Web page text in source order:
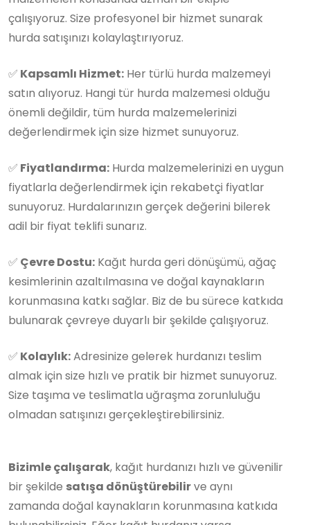
çalışıyoruz. Size profesyonel bir hizmet sunarak
hurda satışınızı kolaylaştırıyoruz.
✅ Kapsamlı Hizmet: Her türlü hurda malzemeyi
satın alıyoruz. Hangi tür hurda malzemesi olduğu
önemli değildir, tüm hurda malzemelerinizi
değerlendirmek için size hizmet sunuyoruz.
✅ Fiyatlandırma: Hurda malzemelerinizi en uygun
fiyatlarla değerlendirmek için rekabetçi fiyatlar
sunuyoruz. Hurdalarınızın gerçek değerini bilerek
adil bir fiyat teklifi sunarız.
✅ Çevre Dostu: Kağıt hurda geri dönüşümü, ağaç
kesimlerinin azaltılmasına ve doğal kaynakların
korunmasına katkı sağlar. Biz de bu sürece katkıda
bulunarak çevreye duyarlı bir şekilde çalışıyoruz.
✅ Kolaylık:Adresinize gelerek hurdanızı teslim
almak için size hızlı ve pratik bir hizmet sunuyoruz.
Size taşıma ve teslimatla uğraşma zorunluluğu
olmadan satışınızı gerçekleştirebilirsiniz.
Bizimle çalışarak, kağıt hurdanızı hızlı ve güvenilir
bir şekilde satışa dönüştürebilirve aynı
zamanda doğal kaynakların korunmasına katkıda